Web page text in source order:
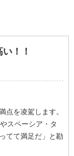
！！
点を凌駕します。
スペーシア・タ
てて満足だ」と勘